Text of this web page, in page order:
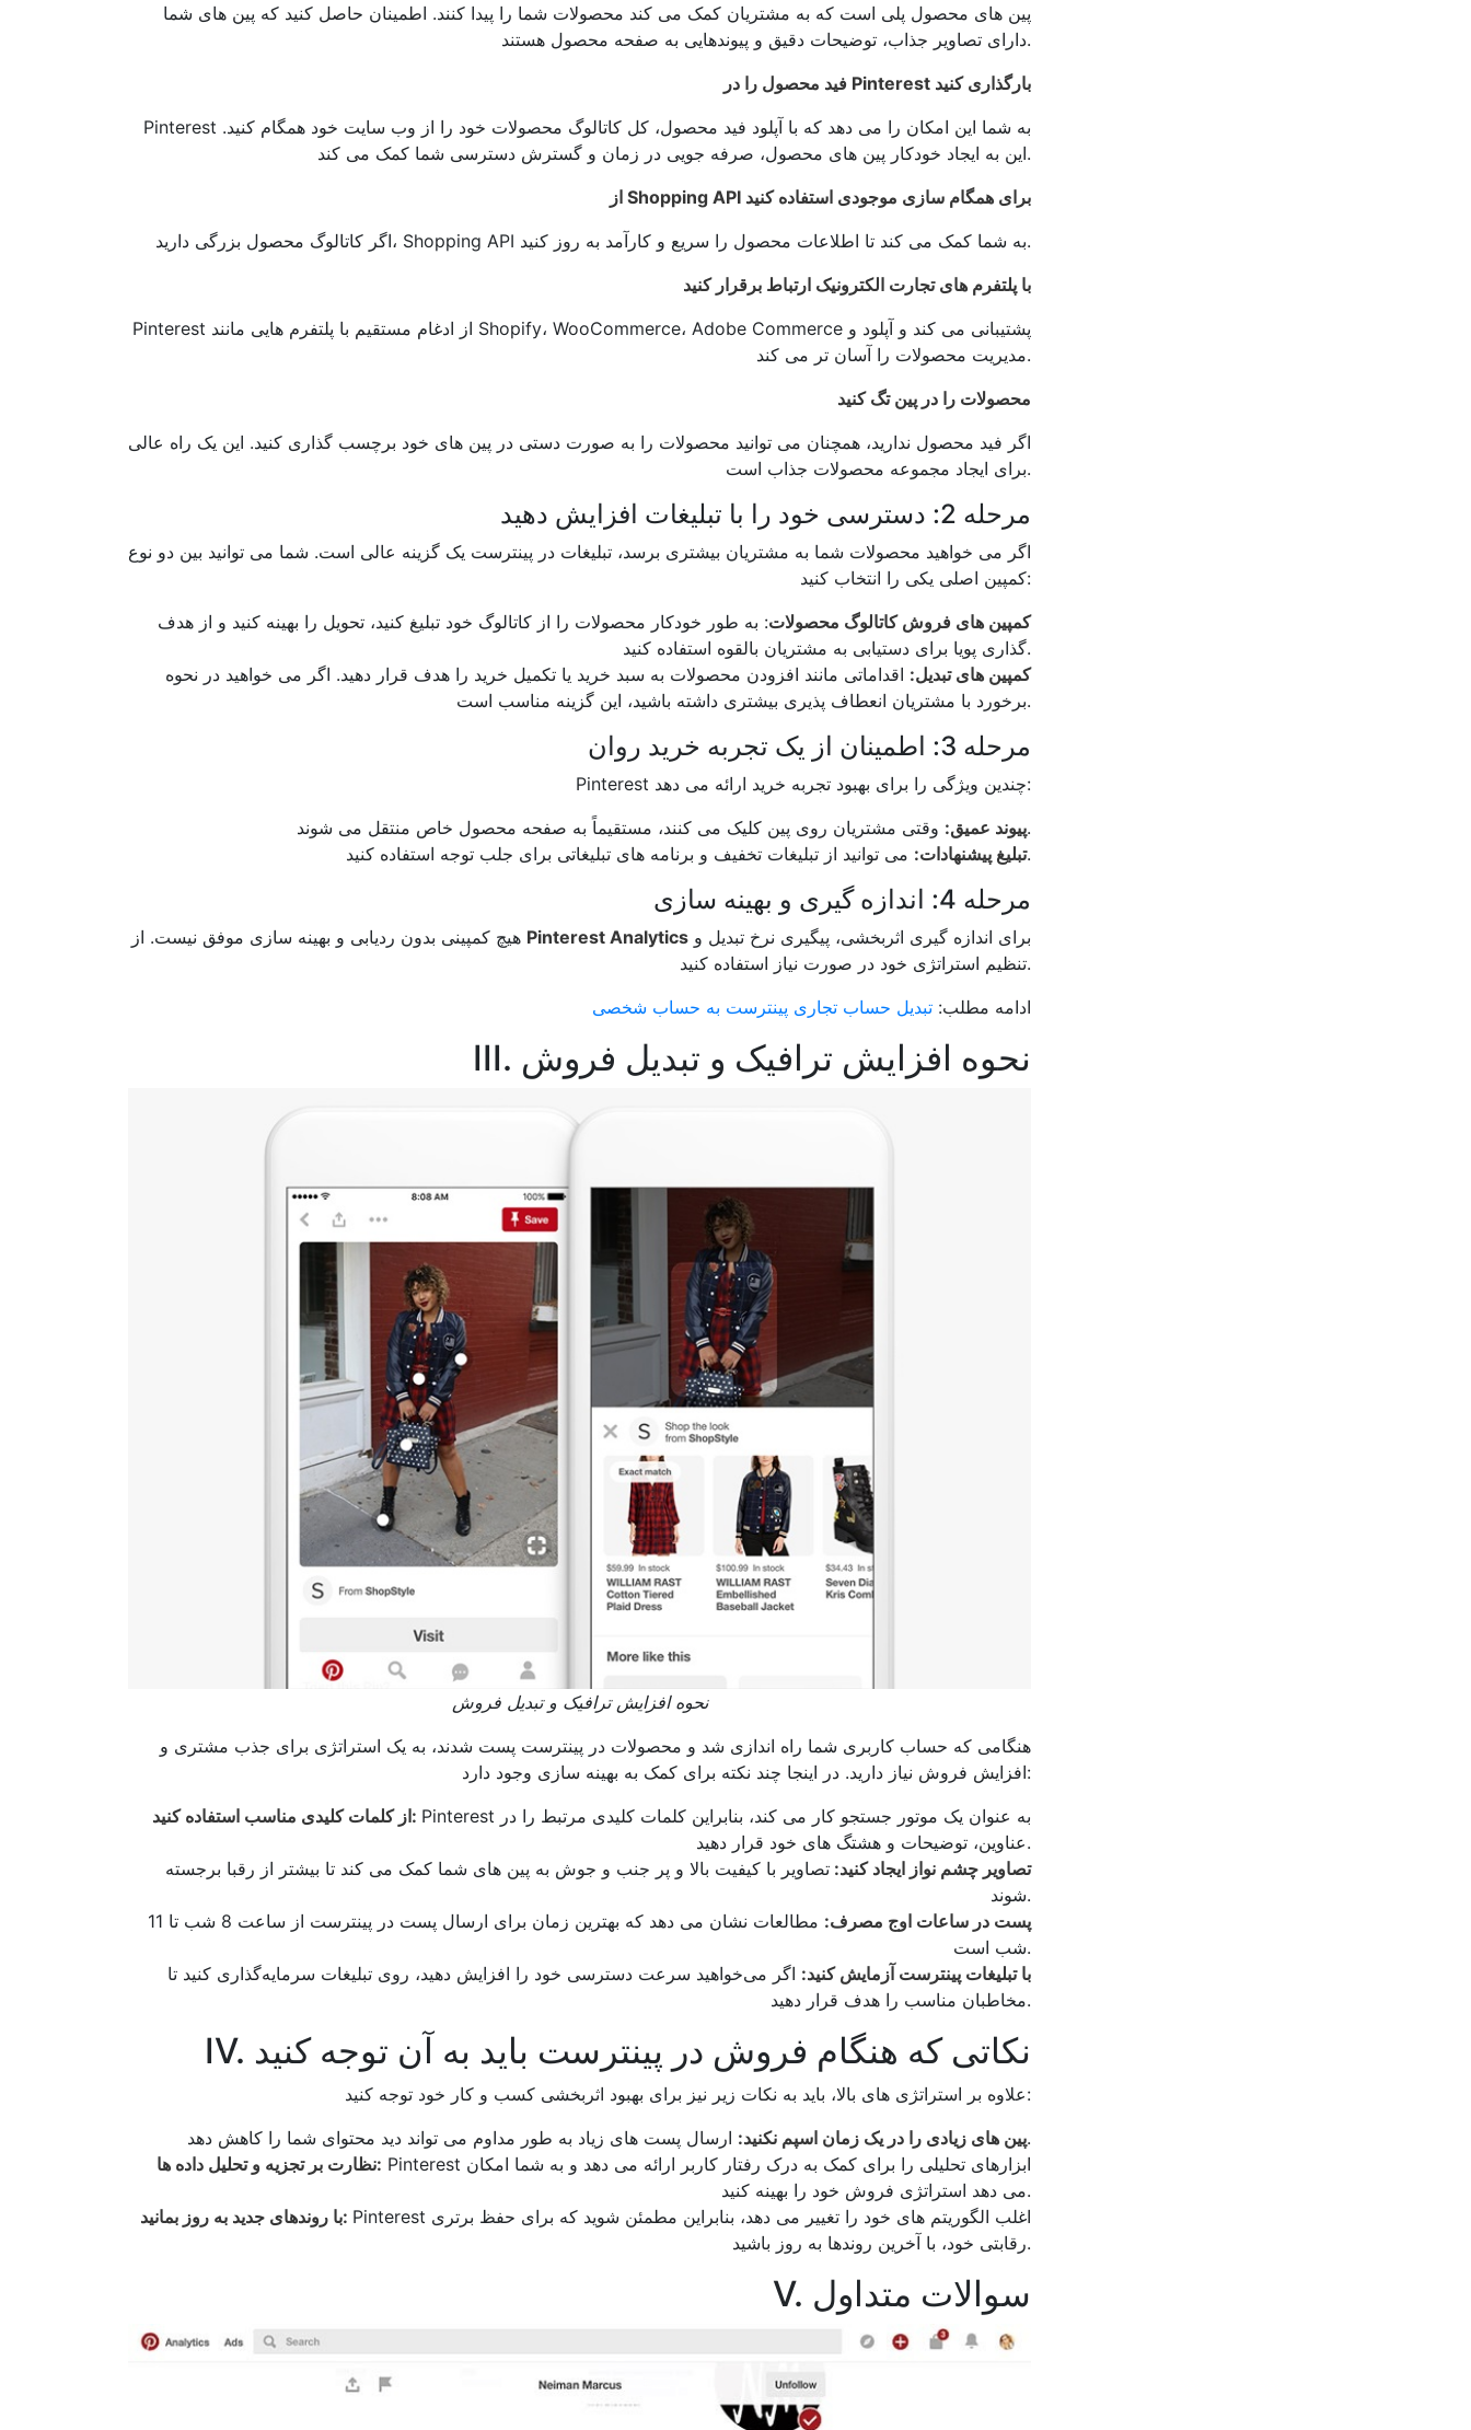
پین های محصول پلی است که به مشتریان کمک می کند محصولات شما را پیدا کنند. اطمینان حاصل کنید که پین ​​های شما
دارای تصاویر جذاب، توضیحات دقیق و پیوندهایی به صفحه محصول هستند.
فید محصول را در Pinterest بارگذاری کنید
Pinterest به شما این امکان را می دهد که با آپلود فید محصول، کل کاتالوگ محصولات خود را از وب سایت خود همگام کنید.
این به ایجاد خودکار پین های محصول، صرفه جویی در زمان و گسترش دسترسی شما کمک می کند.
از Shopping API برای همگام سازی موجودی استفاده کنید
اگر کاتالوگ محصول بزرگی دارید، Shopping API به شما کمک می کند تا اطلاعات محصول را سریع و کارآمد به روز کنید.
با پلتفرم های تجارت الکترونیک ارتباط برقرار کنید
Pinterest از ادغام مستقیم با پلتفرم هایی مانند Shopify، WooCommerce، Adobe Commerce پشتیبانی می کند و آپلود و
مدیریت محصولات را آسان تر می کند.
محصولات را در پین تگ کنید
اگر فید محصول ندارید، همچنان می توانید محصولات را به صورت دستی در پین های خود برچسب گذاری کنید. این یک راه عالی
برای ایجاد مجموعه محصولات جذاب است.
مرحله 2: دسترسی خود را با تبلیغات افزایش دهید
اگر می خواهید محصولات شما به مشتریان بیشتری برسد، تبلیغات در پینترست یک گزینه عالی است. شما می توانید بین دو نوع
کمپین اصلی یکی را انتخاب کنید:
کمپین های فروش کاتالوگ محصولات: به طور خودکار محصولات را از کاتالوگ خود تبلیغ کنید، تحویل را بهینه کنید و از هدف
گذاری پویا برای دستیابی به مشتریان بالقوه استفاده کنید.
کمپین های تبدیل: اقداماتی مانند افزودن محصولات به سبد خرید یا تکمیل خرید را هدف قرار دهید. اگر می خواهید در نحوه
برخورد با مشتریان انعطاف پذیری بیشتری داشته باشید، این گزینه مناسب است.
مرحله 3: اطمینان از یک تجربه خرید روان
Pinterest چندین ویژگی را برای بهبود تجربه خرید ارائه می دهد:
پیوند عمیق:وقتی مشتریان روی پین کلیک می کنند، مستقیماً به صفحه محصول خاص منتقل می شوند.
تبلیغ پیشنهادات:می توانید از تبلیغات تخفیف و برنامه های تبلیغاتی برای جلب توجه استفاده کنید.
مرحله 4: اندازه گیری و بهینه سازی
Pinterest Analytics
تنظیم استراتژی خود در صورت نیاز استفاده کنید.
ادامه مطلب: تبدیل حساب تجاری پینترست به حساب شخصی
III. نحوه افزایش ترافیک و تبدیل فروش
نحوه افزایش ترافیک و تبدیل فروش
هنگامی که حساب کاربری شما راه اندازی شد و محصولات در پینترست پست شدند، به یک استراتژی برای جذب مشتری و
افزایش فروش نیاز دارید. در اینجا چند نکته برای کمک به بهینه سازی وجود دارد:
از کلمات کلیدی مناسب استفاده کنید: Pinterest به عنوان یک موتور جستجو کار می کند، بنابراین کلمات کلیدی مرتبط را در
عناوین، توضیحات و هشتگ های خود قرار دهید.
تصاویر چشم نواز ایجاد کنید: تصاویر با کیفیت بالا و پر جنب و جوش به پین ​​های شما کمک می کند تا بیشتر از رقبا برجسته
شوند.
پست در ساعات اوج مصرف:
مطالعات نشان می دهد که بهترین زمان برای ارسال پست در پینترست از ساعت 8 شب تا 11
شب است.
با تبلیغات پینترست آزمایش کنید: اگر می‌خواهید سرعت دسترسی خود را افزایش دهید، روی تبلیغات سرمایه‌گذاری کنید تا
مخاطبان مناسب را هدف قرار دهید.
IV. نکاتی که هنگام فروش در پینترست باید به آن توجه کنید
علاوه بر استراتژی های بالا، باید به نکات زیر نیز برای بهبود اثربخشی کسب و کار خود توجه کنید:
پین های زیادی را در یک زمان اسپم نکنید:ارسال پست های زیاد به طور مداوم می تواند دید محتوای شما را کاهش دهد.
نظارت بر تجزیه و تحلیل داده ها: Pinterest ابزارهای تحلیلی را برای کمک به درک رفتار کاربر ارائه می دهد و به شما امکان
می دهد استراتژی فروش خود را بهینه کنید.
با روندهای جدید به روز بمانید: Pinterest اغلب الگوریتم های خود را تغییر می دهد، بنابراین مطمئن شوید که برای حفظ برتری
رقابتی خود، با آخرین روندها به روز باشید.
V. سوالات متداول